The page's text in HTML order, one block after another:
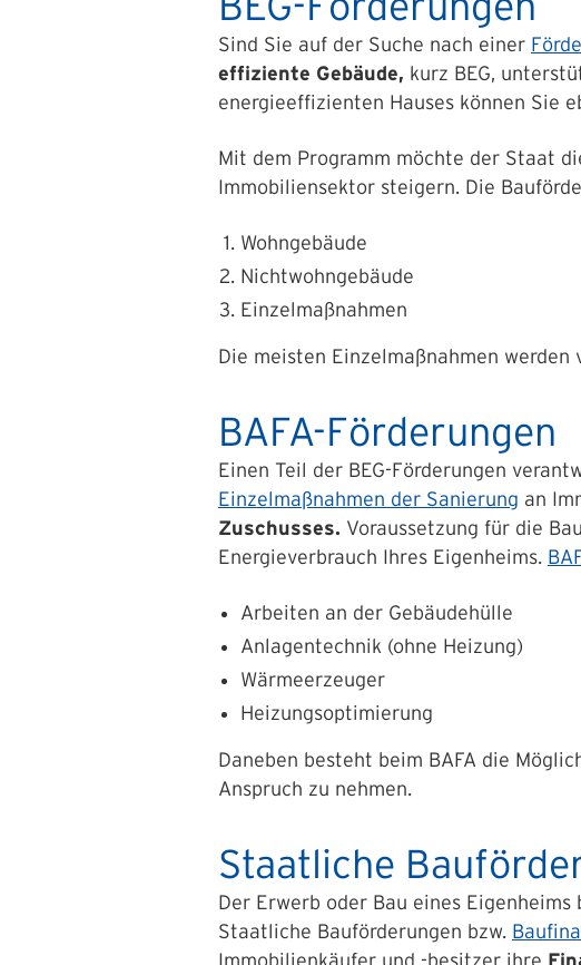
Sind Sie auf der Suche nach einer
effiziente Gebäude, kurz BEG,
energieeffizienten Hauses können Sie
Mit dem Programm möchte der Staat
Immobiliensektor steigern. Die
Wohngebäude
Nichtwohngebäude
Einzelmaßnahmen
Die meisten Einzelmaßnahmen werden
BAFA-Förderungen
Einen Teil der BEG-Förderungen
Einzelmaßnahmen der Sanierung an
Zuschusses. Voraussetzung für die
Energieverbrauch Ihres Eigenheims.
Arbeiten an der Gebäudehülle
Anlagentechnik (ohne Heizung)
Wärmeerzeuger
Heizungsoptimierung
Daneben besteht beim BAFA die
Anspruch zu nehmen.
Staatliche
Der Erwerb oder Bau eines
Staatliche Bauförderungen bzw.
Immobilienkäufer und -besitzer ihre